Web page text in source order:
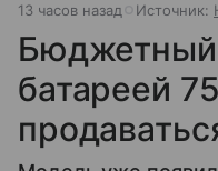
13 часов назад Источник:
Бюджетный
батареей